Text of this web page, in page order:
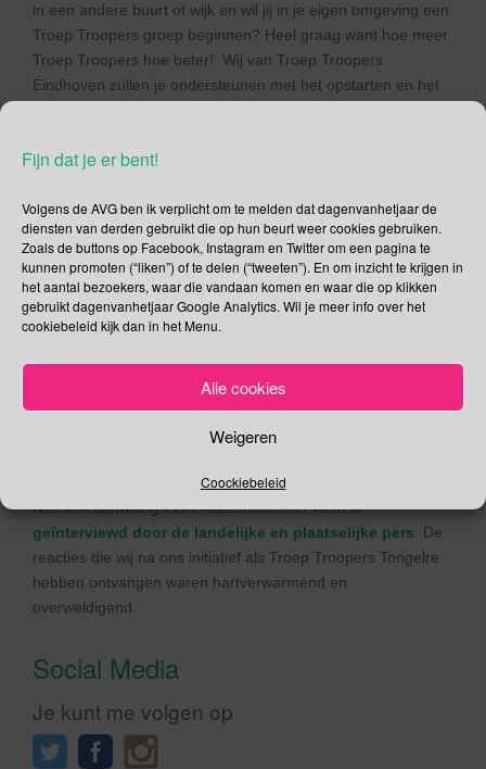
Fijn dat je er bent!
Volgens de AVG ben ik verplicht om te melden dat dagenvanhetjaar de
diensten van derden gebruikt die op hun beurt weer cookies gebruiken.
Zoals de buttons op Facebook, Instagram en Twitter om een pagina te
kunnen promoten (“liken”) of te delen (“tweeten”). En om inzicht te krijgen in
het aantal bezoekers, waar die vandaan komen en waar die op klikken
gebruikt dagenvanhetjaar Google Analytics. Wil je meer info over het
cookiebeleid kijk dan in het Menu.
Alle cookies
Weigeren
Coockiebeleid
in een andere buurt of wijk en wil jij in je eigen omgeving een
Troep Troopers groep beginnen? Heel graag want hoe meer
Troep Troopers hoe beter! Wij van Troep Troopers
Eindhoven zullen je ondersteunen met het opstarten en het
Troep Troopers Tongelre en de
Op zondag 24 januari 2021 brak de hel los in ons Eindhoven.
De binnenstad werd overspoeld door “demonstranten” of
mensen die “een kop koffie kwamen drinken”. De beelden
van die zondag zal ik niet snel vergeten. Na deze
avondklokrellen leek de binnenstad wel op een
om op maandagochtend de Ergon te gaan helpen om de
binnenstad puinvrij te maken. Om 09.00 waren een aantal 3
T’ers op het stationsplein klaar om aan de gang te gaan. Mijn
een ploeg van minimaal 40 vrijwilligers. De (landelijke) pers
was ook aanwezig. Als initiatiefneemster werd ik
geïnterviewd door de landelijke en plaatselijke pers . De
reacties die wij na ons initiatief als Troep Troopers Tongelre
hebben ontvangen waren hartverwarmend en
overweldigend.
Social Media
Je kunt me volgen op